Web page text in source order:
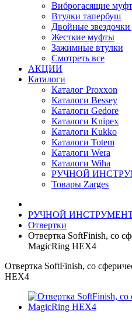
Виброгасящие
Втулки тапербуш
Двойные
Жесткие муфты
Зажимные втулки
Смотреть все
АКЦИИ
Каталоги
Каталог Proxxon
Каталоги Bessey
Каталоги Gedore
Каталоги Knipex
Каталоги Kukko
Каталоги Totem
Каталоги Wera
Каталоги Wiha
РУЧНОЙ
Товары Zarges
РУЧНОЙ
Отвертки
Отвертка SoftFinish, со
MagicRing HEX4
Отвертка SoftFinish, со
HEX4